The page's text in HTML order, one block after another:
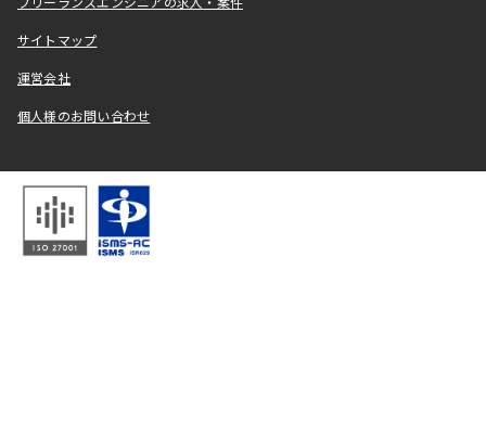
フリーランスエンジニアの求人・案件
サイトマップ
運営会社
個人様のお問い合わせ